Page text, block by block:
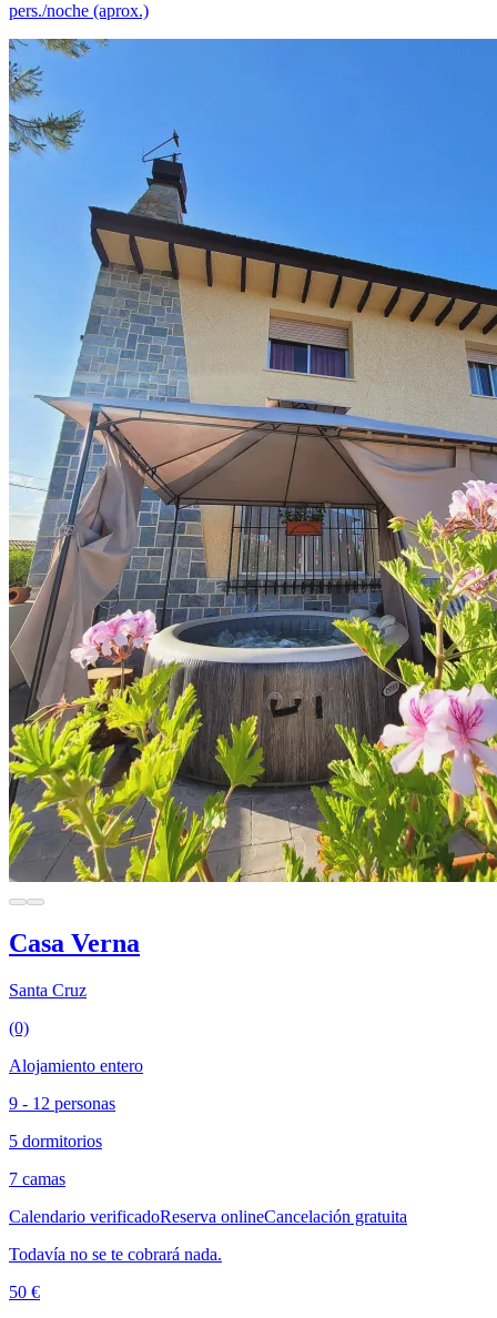
pers./noche (aprox.)
Casa Verna
Santa Cruz
(0)
Alojamiento entero
9 - 12 personas
5 dormitorios
7 camas
Calendario verificadoReserva onlineCancelación gratuita
Todavía no se te cobrará nada.
50 €